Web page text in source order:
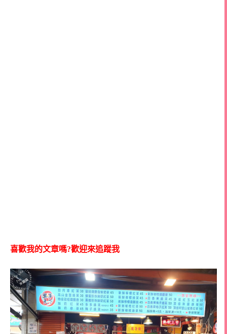
喜歡我的文章嗎?歡迎來追蹤我